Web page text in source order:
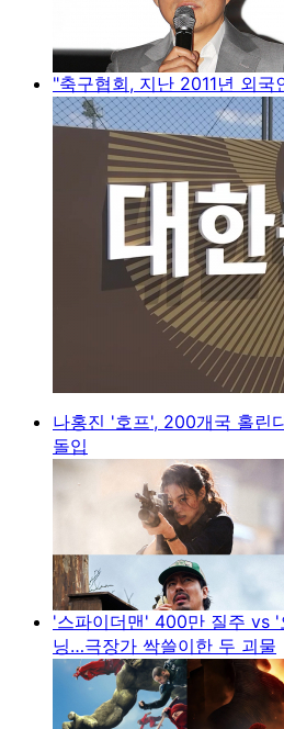
"축구협회, 지난 2011년 외국
나홍진 '호프', 200개국 홀린
돌입
'스파이더맨' 400만 질주 vs '
닝…극장가 싹쓸이한 두 괴물